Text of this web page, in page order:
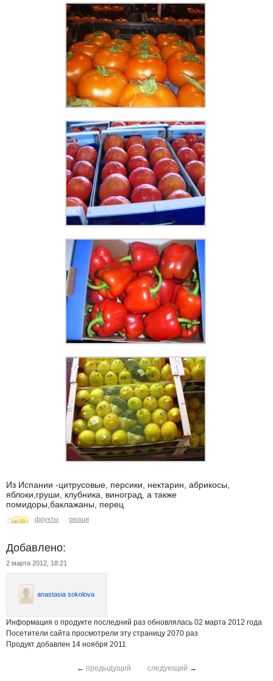
Из Испании -цитрусовые, персики, нектарин, абрикосы,
яблоки,груши, клубника, виноград, а также
помидоры,баклажаны, перец
фрукты овощи
Добавлено:
2 марта 2012, 18:21
anastasia sokolova
Информация о продукте последний раз обновлялась 02 марта 2012 года
Посетители сайта просмотрели эту страницу 2070 раз
Продукт добавлен 14 ноября 2011
← предыдущий следующий →